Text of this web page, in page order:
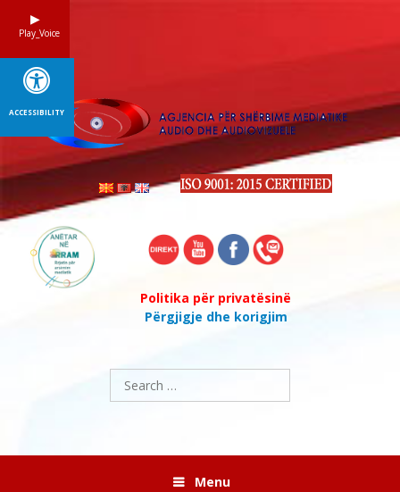
Politika për privatësinë
Përgjigje dhe korigjim
Search
for:
Menu
Play_Voice
ACCESSIBILITY